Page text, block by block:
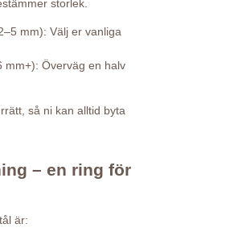
storlek.
mm): Välj er vanliga
mm+): Överväg en halv
så ni kan alltid byta
– en ring för
är: